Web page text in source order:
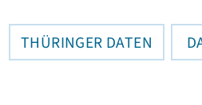
THÜRINGER DATEN